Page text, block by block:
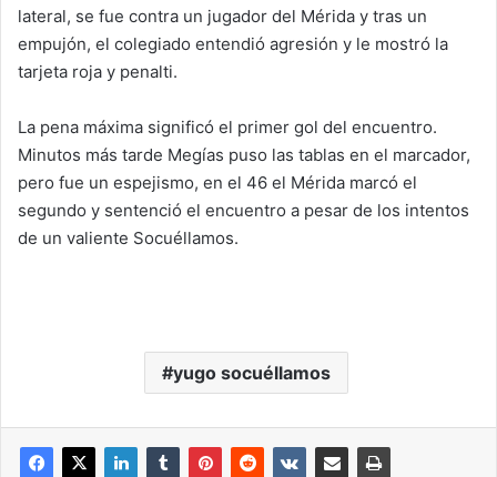
lateral, se fue contra un jugador del Mérida y tras un
empujón, el colegiado entendió agresión y le mostró la
tarjeta roja y penalti.
La pena máxima significó el primer gol del encuentro.
Minutos más tarde Megías puso las tablas en el marcador,
pero fue un espejismo, en el 46 el Mérida marcó el
segundo y sentenció el encuentro a pesar de los intentos
de un valiente Socuéllamos.
yugo socuéllamos